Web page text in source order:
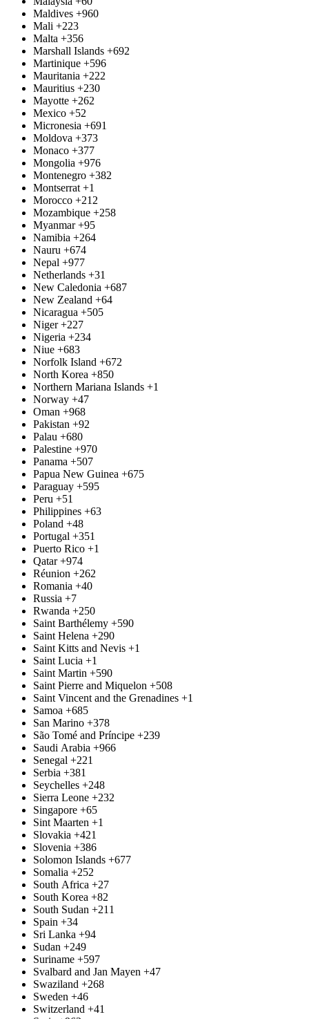
Maldives +960
Mali +223
Malta +356
Marshall Islands +692
Martinique +596
Mauritania +222
Mauritius +230
Mayotte +262
Mexico +52
Micronesia +691
Moldova +373
Monaco +377
Mongolia +976
Montenegro +382
Montserrat +1
Morocco +212
Mozambique +258
Myanmar +95
Namibia +264
Nauru +674
Nepal +977
Netherlands +31
New Caledonia +687
New Zealand +64
Nicaragua +505
Niger +227
Nigeria +234
Niue +683
Norfolk Island +672
North Korea +850
Northern Mariana Islands +1
Norway +47
Oman +968
Pakistan +92
Palau +680
Palestine +970
Panama +507
Papua New Guinea +675
Paraguay +595
Peru +51
Philippines +63
Poland +48
Portugal +351
Puerto Rico +1
Qatar +974
Réunion +262
Romania +40
Russia +7
Rwanda +250
Saint Barthélemy +590
Saint Helena +290
Saint Kitts and Nevis +1
Saint Lucia +1
Saint Martin +590
Saint Pierre and Miquelon +508
Saint Vincent and the Grenadines +1
Samoa +685
San Marino +378
São Tomé and Príncipe +239
Saudi Arabia +966
Senegal +221
Serbia +381
Seychelles +248
Sierra Leone +232
Singapore +65
Sint Maarten +1
Slovakia +421
Slovenia +386
Solomon Islands +677
Somalia +252
South Africa +27
South Korea +82
South Sudan +211
Spain +34
Sri Lanka +94
Sudan +249
Suriname +597
Svalbard and Jan Mayen +47
Swaziland +268
Sweden +46
Switzerland +41